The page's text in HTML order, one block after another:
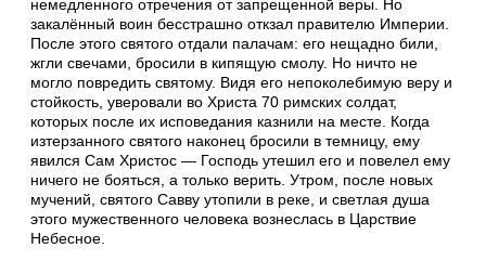
немедленного отречения от запрещенной веры. Но
закалённый воин бесстрашно откзал правителю Империи.
После этого святого отдали палачам: его нещадно били,
жгли свечами, бросили в кипящую смолу. Но ничто не
могло повредить святому. Видя его непоколебимую веру и
стойкость, уверовали во Христа 70 римских солдат,
которых после их исповедания казнили на месте. Когда
изтерзанного святого наконец бросили в темницу, ему
явился Сам Христос — Господь утешил его и повелел ему
ничего не бояться, а только верить. Утром, после новых
мучений, святого Савву утопили в реке, и светлая душа
этого мужественного человека вознеслась в Царствие
Небесное.